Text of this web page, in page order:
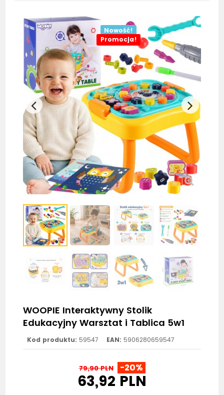
Nowość!
Promocja!
WOOPIE Interaktywny Stolik
Edukacyjny Warsztat i Tablica 5w1
Kod produktu: 59547 EAN: 5906280659547
79,90 PLN -20%
63,92 PLN